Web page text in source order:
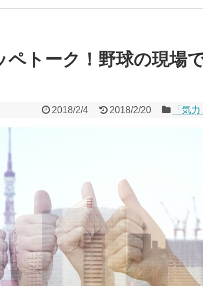
トーク！野球の現場
2018/2/4 2018/2/20 「気